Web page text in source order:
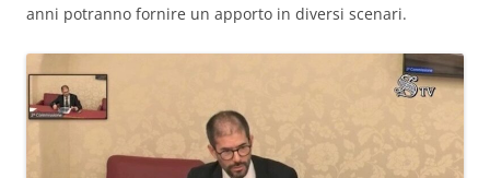
anni potranno fornire un apporto in diversi scenari.